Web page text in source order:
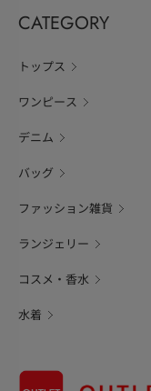
CATEGORY
トップス
ワンピース
デニム
バッグ
ファッション雑貨
ランジェリー
コスメ・香水
水着